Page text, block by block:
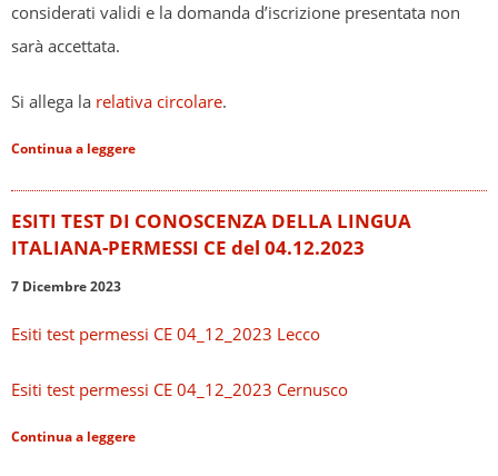
considerati validi e la domanda d’iscrizione presentata non
sarà accettata.
Si allega la relativa circolare.
Continua a leggere
ESITI TEST DI CONOSCENZA DELLA LINGUA
ITALIANA-PERMESSI CE del 04.12.2023
7 Dicembre 2023
Esiti test permessi CE 04_12_2023 Lecco
Esiti test permessi CE 04_12_2023 Cernusco
Continua a leggere